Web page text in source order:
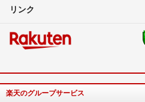
リンク
楽天のグループサービス